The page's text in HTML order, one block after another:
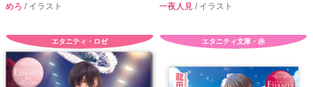
めろ / イラスト
一夜人見 / イラスト
エタニティ・ロゼ エタニティ文庫・赤